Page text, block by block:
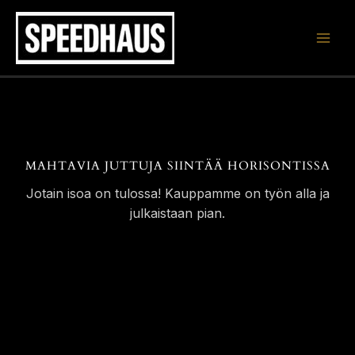
Siirry
sisältöön
MAHTAVIA JUTTUJA SIINTÄÄ HORISONTISSA
Jotain isoa on tulossa! Kauppamme on työn alla ja
julkaistaan pian.